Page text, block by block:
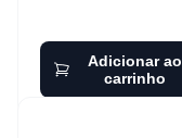
Adicionar ao
carrinho